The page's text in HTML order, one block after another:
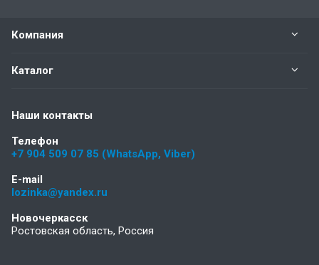
Компания
Каталог
Наши контакты
Телефон
+7 904 509 07 85 (WhatsApp, Viber)
E-mail
lozinka@yandex.ru
Новочеркасск
Ростовская область, Россия